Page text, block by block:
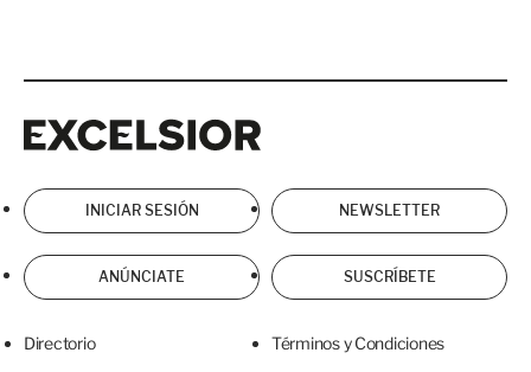
INICIAR SESIÓN NEWSLETTER
ANÚNCIATE SUSCRÍBETE
Directorio Términos y Condiciones